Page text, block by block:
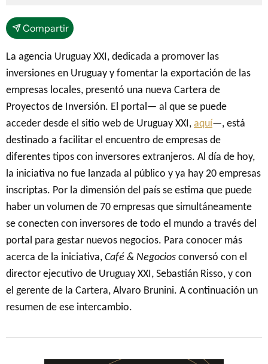
Compartir
La agencia Uruguay XXI, dedicada a promover las
inversiones en Uruguay y fomentar la exportación de las
empresas locales, presentó una nueva Cartera de
Proyectos de Inversión. El portal— al que se puede
acceder desde el sitio web de Uruguay XXI, aquí—, está
destinado a facilitar el encuentro de empresas de
diferentes tipos con inversores extranjeros. Al día de hoy,
la iniciativa no fue lanzada al público y ya hay 20 empresas
inscriptas. Por la dimensión del país se estima que puede
haber un volumen de 70 empresas que simultáneamente
se conecten con inversores de todo el mundo a través del
portal para gestar nuevos negocios. Para conocer más
acerca de la iniciativa, Café & Negocios conversó con el
director ejecutivo de Uruguay XXI, Sebastián Risso, y con
el gerente de la Cartera, Alvaro Brunini. A continuación un
resumen de ese intercambio.